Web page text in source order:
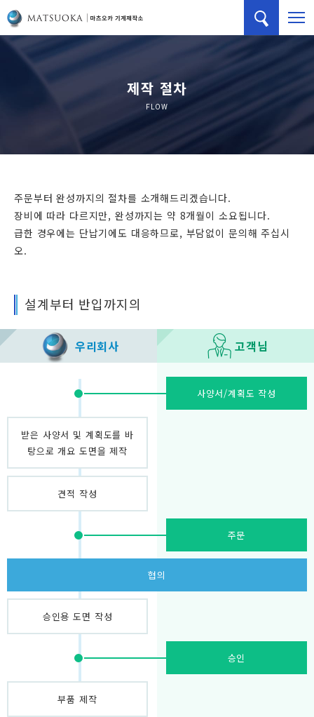
제작 절차
FLOW
주문부터 완성까지의 절차를 소개해드리겠습니다.
장비에 따라 다르지만, 완성까지는 약 8개월이 소요됩니다.
급한 경우에는 단납기에도 대응하므로, 부담없이 문의해 주십시
오.
설계부터 반입까지의
우리회사 고객님
사양서/계획도 작성
받은 사양서 및 계획도를 바
탕으로 개요 도면을 제작
견적 작성
주문
협의
승인용 도면 작성
승인
부품 제작